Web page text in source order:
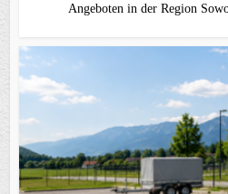
Angeboten in der Region